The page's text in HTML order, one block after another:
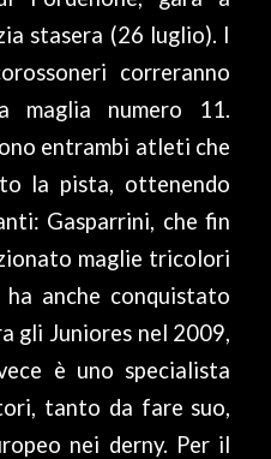
stasera (26 luglio). I
correranno
maglia numero 11.
entrambi atleti che
la pista, ottenendo
Gasparrini, che fin
maglie tricolori
anche conquistato
gli Juniores nel 2009,
è uno specialista
tanto da fare suo,
nei derny. Per il